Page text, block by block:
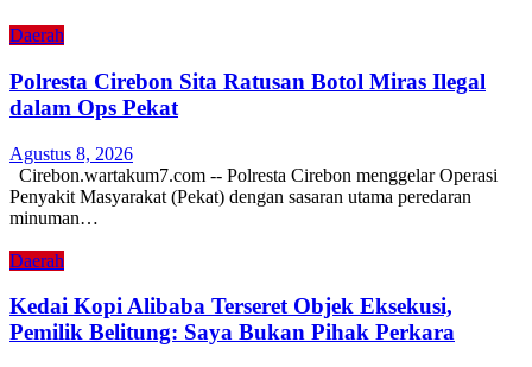
Daerah
Polresta Cirebon Sita Ratusan Botol Miras Ilegal
dalam Ops Pekat
Agustus 8, 2026
Cirebon.wartakum7.com -- Polresta Cirebon menggelar Operasi
Penyakit Masyarakat (Pekat) dengan sasaran utama peredaran
minuman…
Daerah
Kedai Kopi Alibaba Terseret Objek Eksekusi,
Pemilik Belitung: Saya Bukan Pihak Perkara